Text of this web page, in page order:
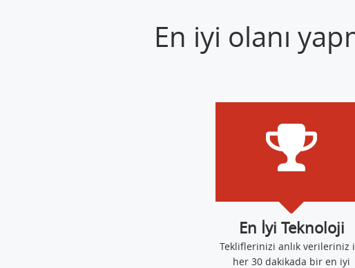
En iyi olanı
En İyi Teknoloji
Tekliflerinizi anlık verileriniz
her 30 dakikada bir en iyi